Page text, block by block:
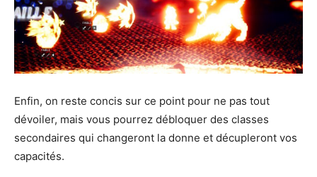
Enfin, on reste concis sur ce point pour ne pas tout
dévoiler, mais vous pourrez débloquer des classes
secondaires qui changeront la donne et décupleront vos
capacités.